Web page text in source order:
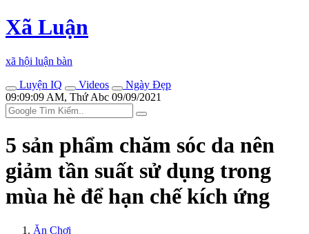
Xã Luận
xã hội luận bàn
Luyện IQ
Videos
Ngày Đẹp
09:09:09 AM, Thứ Abc 09/09/2021
5 sản phẩm chăm sóc da nên
giảm tần suất sử dụng trong
mùa hè để hạn chế kích ứng
Ăn Chơi